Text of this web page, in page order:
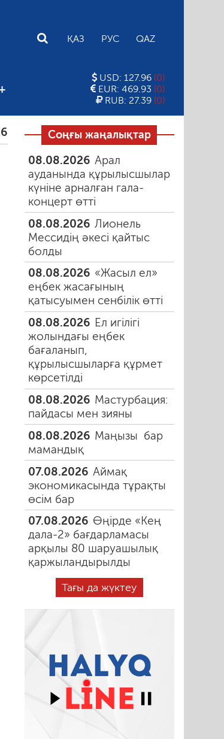
ҚАЗ РУС QAZ
USD: 127.96 (0)
EUR: 469.93 (0)
RUB: 27.39 (0)
таңғы түтін 06.08.2026
Соңғы жаңалықтар
08.08.2026 Арал
ауданында құрылысшылар
күніне арналған гала-
концерт өтті
08.08.2026 Лионель
Мессидің әкесі қайтыс
болды
08.08.2026 «Жасыл ел»
еңбек жасағының
қатысуымен сенбілік өтті
08.08.2026 Ел игілігі
жолындағы еңбек
бағаланып,
құрылысшыларға құрмет
көрсетілді
08.08.2026 Мастурбация:
пайдасы мен зияны
08.08.2026 Маңызы бар
мамандық
07.08.2026 Аймақ
экономикасында тұрақты
өсім бар
07.08.2026 Өңірде «Кең
дала-2» бағдарламасы
арқылы 80 шаруашылық
қаржыландырылды
Тағы да жүктеу